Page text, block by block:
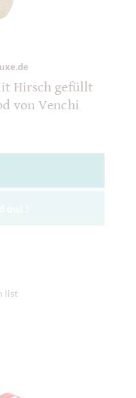
Hirsch gefüllt
von Venchi
list